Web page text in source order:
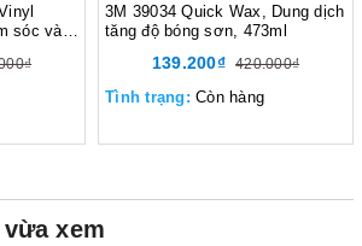
sóc và
3M 39034 Quick Wax, Dung dịch
tăng độ bóng sơn, 473ml
139.200₫ 420.000₫
Tình trạng: Còn hàng
xem